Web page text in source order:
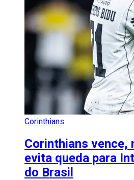
Corinthians
Corinthians vence,
evita queda para
do Brasil